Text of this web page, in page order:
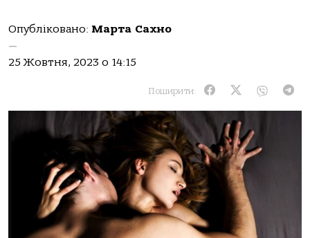
Опубліковано: Марта Сахно
—
25 Жовтня, 2023 о 14:15
Поширити: